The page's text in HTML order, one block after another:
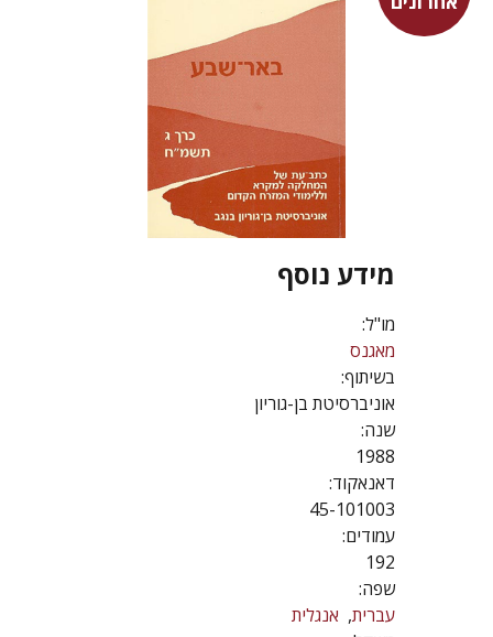
מידע נוסף
מו"ל:
מאגנס
בשיתוף:
אוניברסיטת בן-גוריון
שנה:
1988
דאנאקוד:
45-101003
עמודים:
192
שפה:
עברית אנגלית